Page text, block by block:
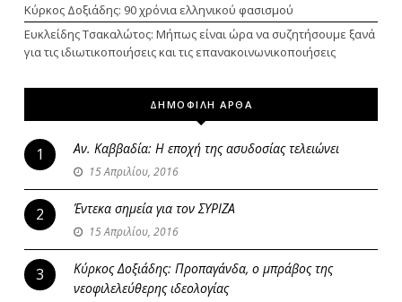
Κύρκος Δοξιάδης: 90 χρόνια ελληνικού φασισμού
Ευκλείδης Τσακαλώτος: Μήπως είναι ώρα να συζητήσουμε ξανά
για τις ιδιωτικοποιήσεις και τις επανακοινωνικοποιήσεις
ΔΗΜΟΦΙΛΗ ΑΡΘΑ
1 Αν. Καββαδία: Η εποχή της ασυδοσίας τελειώνει
15 Απριλίου, 2016
2 Έντεκα σημεία για τον ΣΥΡΙΖΑ
15 Απριλίου, 2016
3
Κύρκος Δοξιάδης: Προπαγάνδα, ο μπράβος της
νεοφιλελεύθερης ιδεολογίας